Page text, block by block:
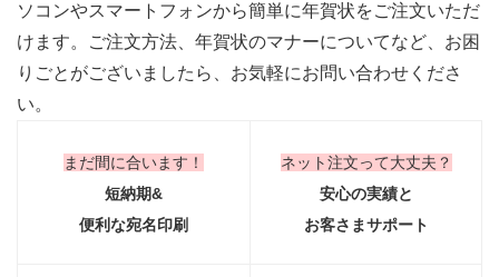
ソコンやスマートフォンから簡単に年賀状をご注文いただ
けます。ご注文方法、年賀状のマナーについてなど、お困
りごとがございましたら、お気軽にお問い合わせくださ
い。
まだ間に合います！
短納期&
便利な宛名印刷
ネット注文って大丈夫？
安心の実績と
お客さまサポート